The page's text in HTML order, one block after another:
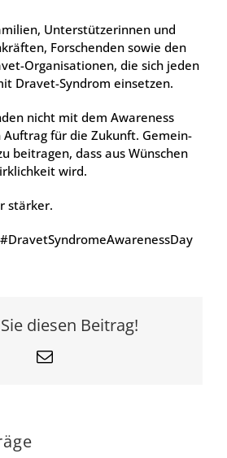
Unter­stüt­ze­rin­nen und
For­schen­den sowie den
Orga­ni­sa­tio­nen, die sich jeden
Dra­vet-Syn­drom ein­set­zen.
nicht mit dem Awa­re­ness
Auf­trag für die Zukunft. Gemein­
bei­tra­gen, dass aus Wün­schen
wird.
stär­ker.
diesen Beitrag!
E-